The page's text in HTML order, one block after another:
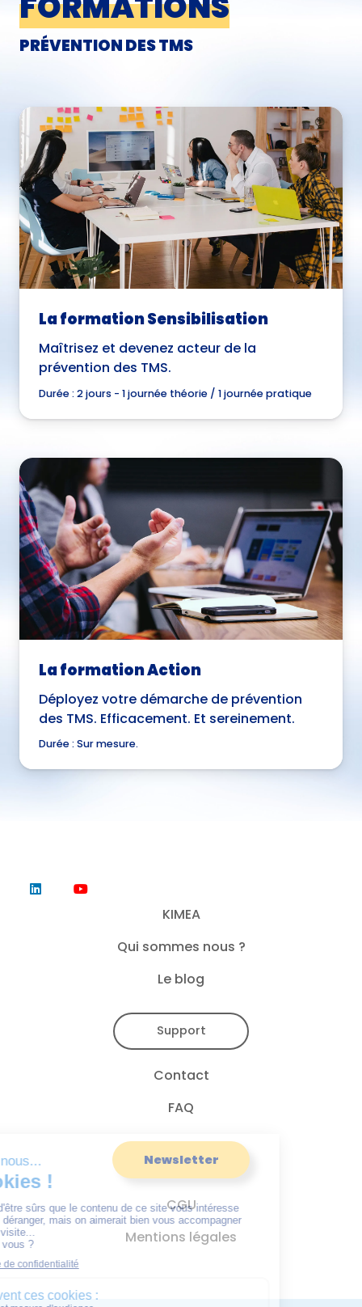
PRÉVENTION DES TMS
La formation Sensibilisation
Maîtrisez et devenez acteur de la
prévention des TMS.
Durée : 2 jours - 1 journée théorie / 1 journée pratique
La formation Action
Déployez votre démarche de prévention
des TMS. Efficacement. Et sereinement.
Durée : Sur mesure.
KIMEA
Qui sommes nous ?
Le blog
Support
Contact
FAQ
Newsletter
CGU
Mentions légales